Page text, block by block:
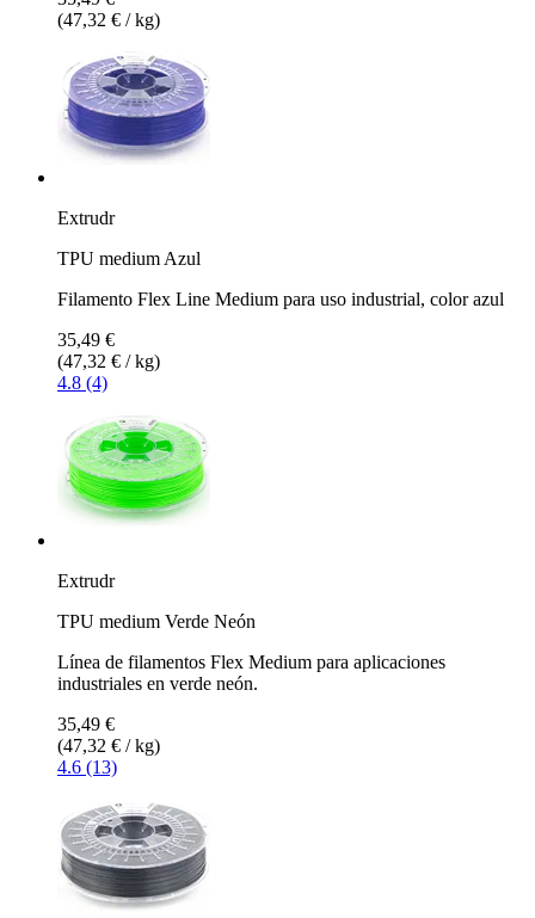
(47,32 € / kg)
Extrudr
TPU medium Azul
Filamento Flex Line Medium para uso industrial, color azul
35,49 €
(47,32 € / kg)
4.8 (4)
Extrudr
TPU medium Verde Neón
Línea de filamentos Flex Medium para aplicaciones
industriales en verde neón.
35,49 €
(47,32 € / kg)
4.6 (13)